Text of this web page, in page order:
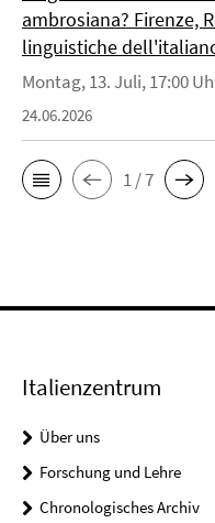
ambrosiana? Firenze,
linguistiche
Montag, 13. Juli, 17:00
24.06.2026
1 / 7
Italienzentrum
Über uns
Forschung und Lehre
Chronologisches Archiv